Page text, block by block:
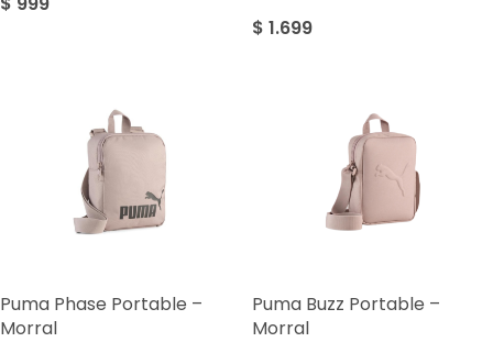
$ 1.699
Puma Phase Portable –
Morral
Puma Buzz Portable –
Morral